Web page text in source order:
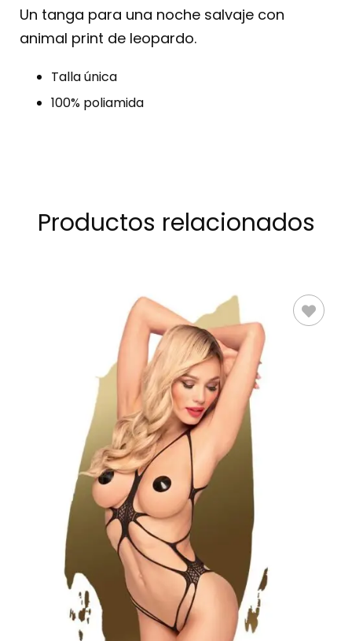
Un tanga para una noche salvaje con
animal print de leopardo.
Talla única
100% poliamida
Productos relacionados
SELECCIONAR
OPCIONES